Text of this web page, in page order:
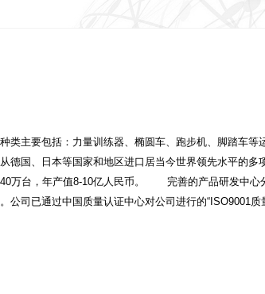
类主要包括：力量训练器、椭圆车、跑步机、脚踏车
德国、日本等国家和地区进口居当今世界领先水平的
万台，年产值8-10亿人民币。 完善的产品研发中心
公司已通过中国质量认证中心对公司进行的“ISO9001质